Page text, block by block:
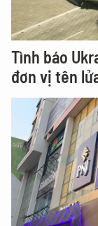
Tình báo
đơn vị tên